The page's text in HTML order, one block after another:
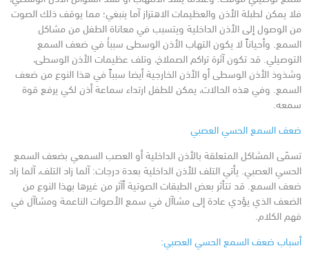
فلا يمكن لطبلة الأذن والعظيمات الاهتزاز آما ينبغي؛ مما يوقف ذلك الصوت
من الوصول إلى الأذن الداخلية ويتسبب في معاناة الطفل من مشاكل
السمع. وأحياناً لا يكون التهاب الأذن الوسطى سبباُ في ضعف السمع
التوصيلي. قد تكون آثرة تراكم الصملاخ، وتلف عظيمات الأذن الوسطى،
وشذوذ الأذن الوسطى أو الأذن الخارجية أيضا سبباً في هذا النوع من ضعف
السمع. وفي هذه الحالات، يمكن للطفل ارتداء سماعة أذن لكي يرفع قوة
سمعه.
ضعف السمع الحسي العصبي
تسمّى المشاكل المتعلقة بالأذن الداخلية أو العصب السمعي بضعف السمع
الحسي العصبي. يأتي التلف للأذن الداخلية بعدة درجات: آلما زاد التلف، آلما زاد
ضعف السمع. قد تتأثر بعض الطبقات الصوتية أآثر من غيرها بهذا النوع من
الضعف الذي يؤدي عادة إلى مشاآل في سمع الأصوات الناعمة ومشاآل في
فهم الكلام.
أسباب ضعف السمع الحسي العصبي: